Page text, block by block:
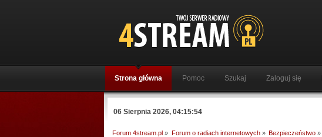
Strona główna Pomoc Szukaj Zaloguj się
06 Sierpnia 2026, 04:15:54
Forum 4stream.pl » Forum o radiach internetowych» Bezpieczeństwo»